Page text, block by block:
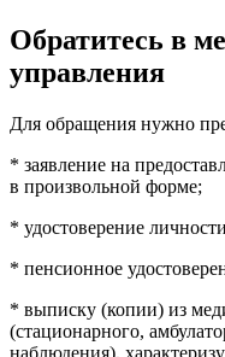
Обратитесь в
управления
Для обращения нужно
* заявление на
в произвольной форме;
* удостоверение
* пенсионное
* выписку (копии) из
(стационарного,
наблюдения),